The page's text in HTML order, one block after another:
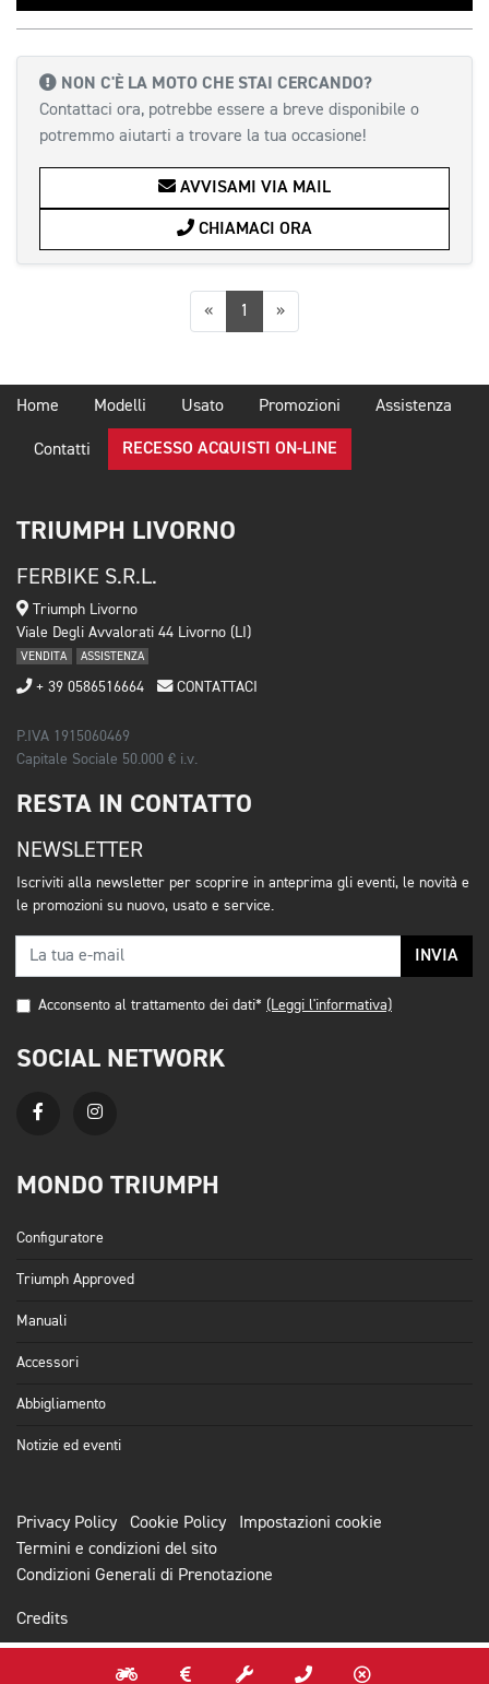
NON C'È LA MOTO CHE STAI CERCANDO?
Contattaci ora, potrebbe essere a breve disponibile o
potremmo aiutarti a trovare la tua occasione!
AVVISAMI VIA MAIL
CHIAMACI ORA
«Precedente
1 »Successiva
Home Modelli Usato Promozioni Assistenza
Contatti RECESSO ACQUISTI ON-LINE
TRIUMPH LIVORNO
FERBIKE S.R.L.
Triumph Livorno
Viale Degli Avvalorati 44 Livorno (LI)
VENDITA ASSISTENZA
+ 39 0586516664 CONTATTACI
P.IVA 1915060469
Capitale Sociale 50.000 € i.v.
RESTA IN CONTATTO
NEWSLETTER
Iscriviti alla newsletter per scoprire in anteprima gli eventi, le novità e
le promozioni su nuovo, usato e service.
INVIA
Acconsento al trattamento dei dati* (Leggi l'informativa)
SOCIAL NETWORK
MONDO TRIUMPH
Configuratore
Triumph Approved
Manuali
Accessori
Abbigliamento
Notizie ed eventi
Privacy Policy Cookie Policy
Impostazioni cookie
Termini e condizioni del sito
Condizioni Generali di Prenotazione
Credits